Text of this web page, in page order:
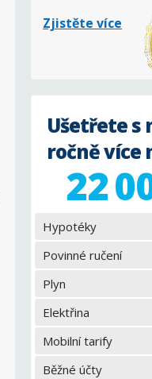
Zjistěte více
Ušetřete s
ročně více
22
Hypotéky
Povinné ručení
Plyn
Elektřina
Mobilní tarify
Běžné účty